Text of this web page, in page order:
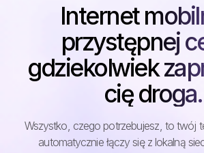
Internet
przystępnej
gdziekolwiek
cię droga.
Wszystko, czego potrzebujesz, to twój
automatycznie łączy się z lokalną